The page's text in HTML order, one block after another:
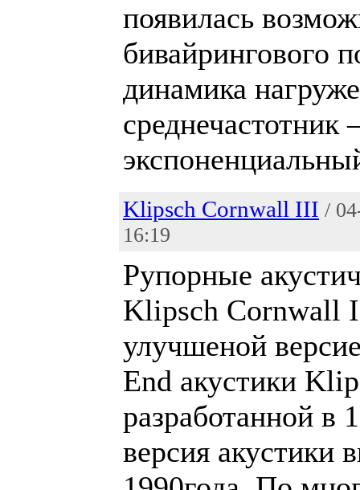
появилась
бивайрингового
динамика
Klipsch Cornwall III /
16:19
Рупорные
Klipsch Cornwall
улучшеной
End акустики
разработанной в
версия акустики